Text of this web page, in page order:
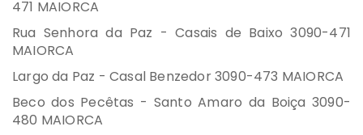
471 MAIORCA
Rua Senhora da Paz - Casais de Baixo 3090-471
MAIORCA
Largo da Paz - Casal Benzedor 3090-473 MAIORCA
Beco dos Pecêtas - Santo Amaro da Boiça 3090-
480 MAIORCA